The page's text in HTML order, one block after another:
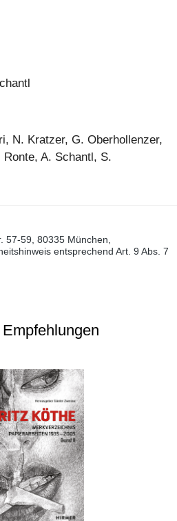
N. Kratzer, G. Oberhollenzer,
A. Schantl, S.
57-59, 80335 München,
entsprechend Art. 9 Abs. 7